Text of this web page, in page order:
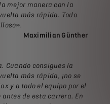
mejor manera con la
más rápida. Todo
Maximilian Günther
Cuando consigues la
más rápida, ¡no se
y a todo el equipo por el
de esta carrera. En